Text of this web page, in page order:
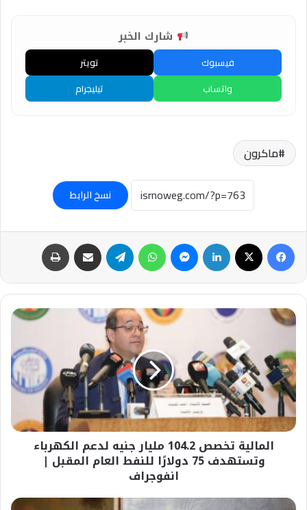
شارك الخبر
فيسبوك
تويتر
واتساب
تيليجرام
ماكرون
نسخ الرابط
فيسبوك لينكدإن ماسنجر واتساب تيلقرام مشاركة عبر البريد
المالية
تخصص
مليار
جنيه
لدعم
الكهرباء
وتستهدف
75
|
المالية تخصص 104.2 مليار جنيه لدعم الكهرباء
وتستهدف 75 دولارًا للنفط العام المقبل |
انفوجراف
رئيس